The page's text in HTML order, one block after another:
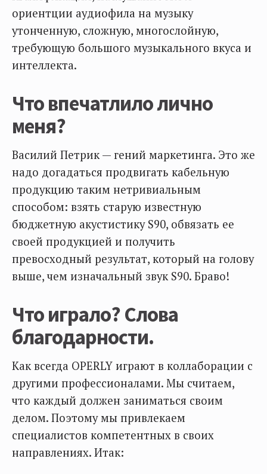
ориентции аудиофила на музыку
утонченную, сложную, многослойную,
требующую большого музыкального вкуса и
интеллекта.
Что впечатлило лично
меня?
Василий Петрик — гений маркетинга. Это же
надо догадаться продвигать кабельную
продукцию таким нетривиальным
способом: взять старую известную
бюджетную акустистику S90, обвязать ее
своей продукцией и получить
превосходный результат, который на голову
выше, чем изначальный звук S90. Браво!
Что играло? Слова
благодарности.
Как всегда OPERLY играют в коллаборации с
другими профессионалами. Мы считаем,
что каждый должен заниматься своим
делом. Поэтому мы привлекаем
специалистов компетентных в своих
направлениях. Итак: